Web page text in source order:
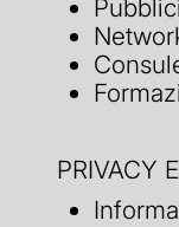
PRIVACY